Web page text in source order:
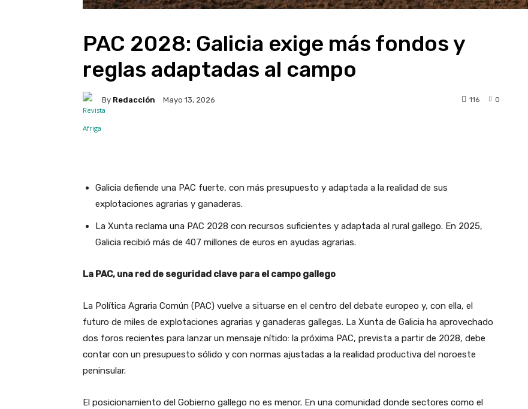
PAC 2028: Galicia exige más fondos y
reglas adaptadas al campo
By Redacción Mayo 13, 2026 0
116
Galicia defiende una PAC fuerte, con más presupuesto y adaptada a la realidad de sus
explotaciones agrarias y ganaderas.
La Xunta reclama una PAC 2028 con recursos suficientes y adaptada al rural gallego. En 2025,
Galicia recibió más de 407 millones de euros en ayudas agrarias.
La PAC, una red de seguridad clave para el campo gallego
La Política Agraria Común (PAC) vuelve a situarse en el centro del debate europeo y, con ella, el
futuro de miles de explotaciones agrarias y ganaderas gallegas. La Xunta de Galicia ha aprovechado
dos foros recientes para lanzar un mensaje nítido: la próxima PAC, prevista a partir de 2028, debe
contar con un presupuesto sólido y con normas ajustadas a la realidad productiva del noroeste
peninsular.
El posicionamiento del Gobierno gallego no es menor. En una comunidad donde sectores como el